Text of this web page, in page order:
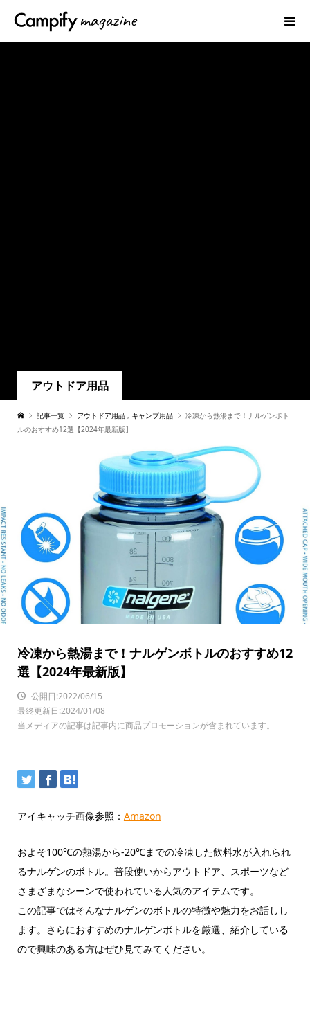
アウトドア用品
記事一覧 アウトドア用品 , キャンプ用品
冷凍から熱湯まで！ナルゲンボト
ルのおすすめ12選【2024年最新版】
冷凍から熱湯まで！ナルゲンボトルのおすすめ12
選【2024年最新版】
公開日:2022/06/15
最終更新日:2024/01/08
当メディアの記事は記事内に商品プロモーションが含まれています。
アイキャッチ画像参照： Amazon
およそ100℃の熱湯から-20℃までの冷凍した飲料水が入れられ
るナルゲンのボトル。普段使いからアウトドア、スポーツなど
さまざまなシーンで使われている人気のアイテムです。
この記事ではそんなナルゲンのボトルの特徴や魅力をお話しし
ます。さらにおすすめのナルゲンボトルを厳選、紹介している
ので興味のある方はぜひ見てみてください。